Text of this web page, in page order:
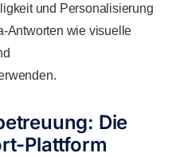
und Personalisierung
Antworten wie visuelle
Die
Plattform